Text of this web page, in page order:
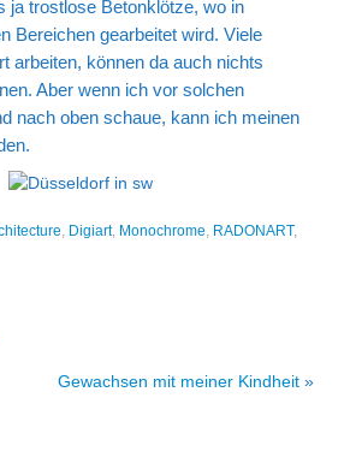
ja trostlose Betonklötze, wo in
Bereichen gearbeitet wird. Viele
arbeiten, können da auch nichts
Aber wenn ich vor solchen
nach oben schaue, kann ich meinen
, Digiart, Monochrome, RADONART,
Gewachsen mit meiner Kindheit »